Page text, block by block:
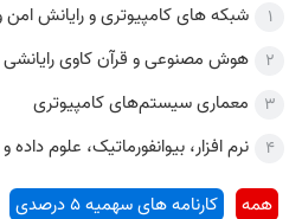
شبکه های کامپیوتری و رایانش امن
هوش مصنوعی و قرآن کاوی رایانشی
معماری سیستم‌های کامپیوتری
نرم افزار، بیوانفورماتیک، علوم
همه
کارنامه های سهمیه 5 درصدی